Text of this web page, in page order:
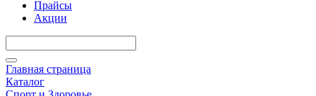
Прайсы
Акции
Главная страница
Каталог